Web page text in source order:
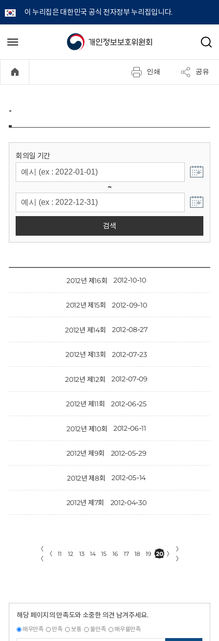
이 누리집은 대한민국 공식 전자정부 누리집입니다.
개
정
보
위
원
회
메
기
검
인쇄 공유
-
회의일 기간
~
검색
2012년 제16회 2012-10-10
2012년 제15회 2012-09-10
2012년 제14회 2012-08-27
2012년 제13회 2012-07-23
2012년 제12회 2012-07-09
2012년 제11회 2012-06-25
2012년 제10회 2012-06-11
2012년 제9회 2012-05-29
2012년 제8회 2012-05-14
2012년 제7회 2012-04-30
〈
〈
〈 11 12 13 14 15 16 17 18 19 20 〉
〉
〉
해당 페이지의 만족도와 소중한 의견 남겨주세요.
매우만족 만족 보통 불만족 매우불만족